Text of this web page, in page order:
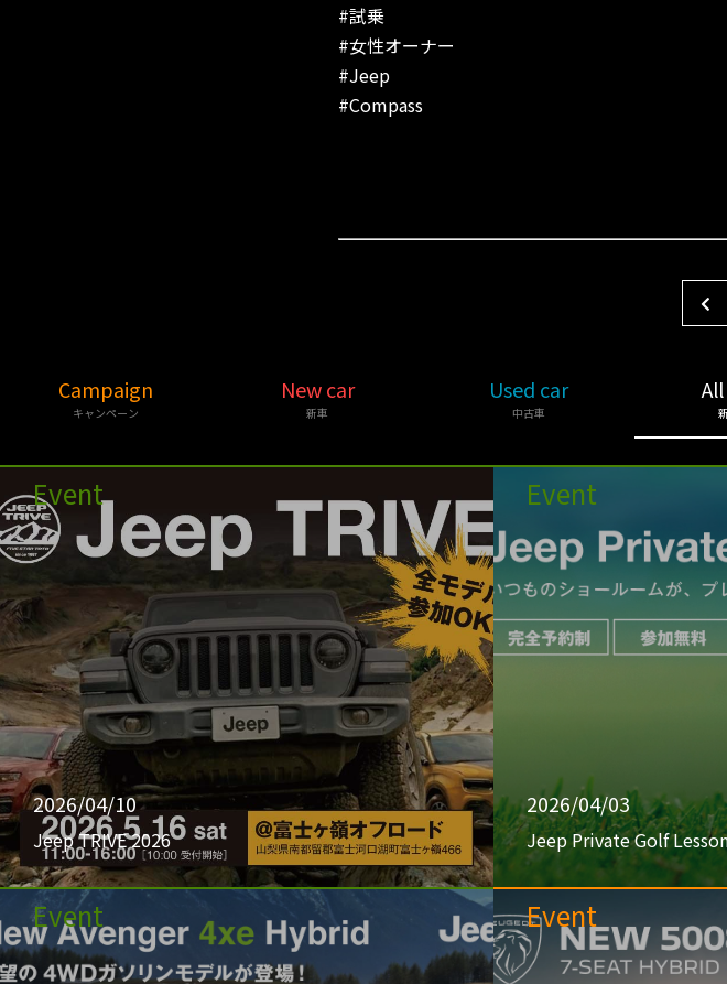
#試乗
#女性オーナー
#Jeep
#Compass
Campaign
キャンペーン
New car
新車
Used car
中古車
Event
2026/04/10
Jeep TRIVE 2026
Event
2026/04/03
Jeep Private Golf
Event Event